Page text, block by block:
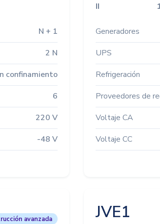
N + 1
2 N
confinamiento
6
220 V
-48 V
II
Generadores
UPS
Refrigeración
Proveedores de
Voltaje CA
Voltaje CC
avanzada JVE1